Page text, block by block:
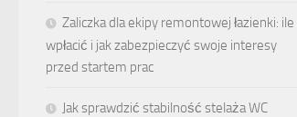
Zaliczka dla ekipy remontowej łazienki: ile
wpłacić i jak zabezpieczyć swoje interesy
przed startem prac
Jak sprawdzić stabilność stelaża WC